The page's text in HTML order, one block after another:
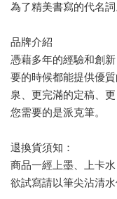
為了精美書寫的代名詞
品牌介紹
憑藉多年的經驗和創
要的時候都能提供優
泉、更完滿的定稿、
您需要的是派克筆。
退換貨須知：
商品一經上墨、上卡水
欲試寫請以筆尖沾清水